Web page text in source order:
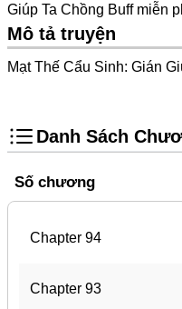
Trọng Sinh
Doujinshi
Shounen Ai
Demons
Giúp Ta Chồng Buff miễn
Mô tả truyện
Mạt Thế Cẩu Sinh: Gián
Danh Sách
Số chương
Chapter 94
Chapter 93